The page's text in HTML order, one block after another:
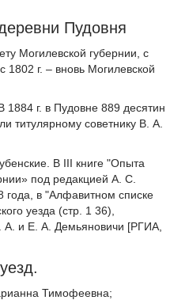
Пудовня
Могилевской губернии, с
1802 г. – вновь Могилевской
г. в Пудовне 889 десятин
титулярному советнику В. А.
В III книге "Опыта
под редакцией А. С.
года, в "Алфавитном списке
уезда (стр. 1 36),
А. и Е. А. Демьяновичи [РГИА,
Тимофеевна;